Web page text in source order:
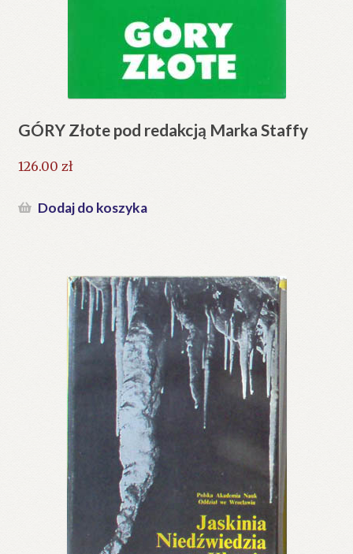
GÓRY Złote pod redakcją Marka Staffy
126.00 zł
Dodaj do koszyka